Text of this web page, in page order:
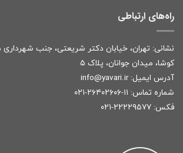
راه‌های ارتباطی
کوشا، میدان جوانان، پلاک ۵
آدرس ایمیل: info@yavari.ir
شماره تماس: ۱۱-۲۶۴۰۲۶۰۶-۰۲۱
فکس: ۲۲۲۲۹۵۷۷-۰۲۱